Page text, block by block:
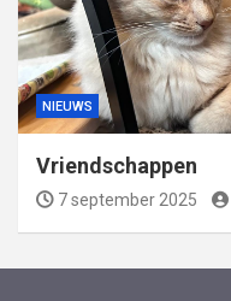
NIEUWS
Vriendschappen
7 september 2025